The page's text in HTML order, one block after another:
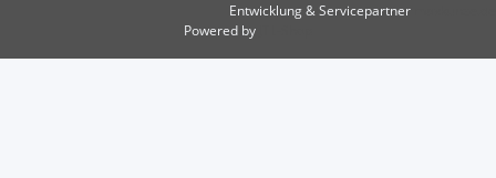
Entwicklung & Servicepartner
Powered by